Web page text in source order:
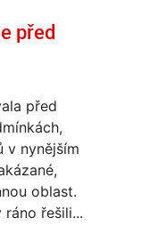
před
před
v nynějším
oblast.
řešili...